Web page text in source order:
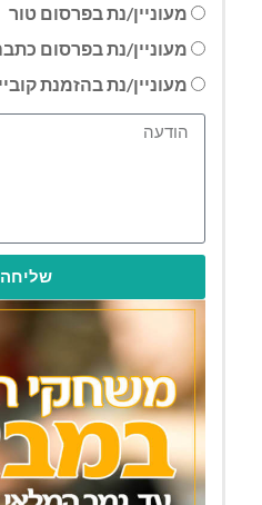
מעוניין/נת בפרסום טור
מעוניין/נת בפרסום
מעוניין/נת בהזמנת
שליחה